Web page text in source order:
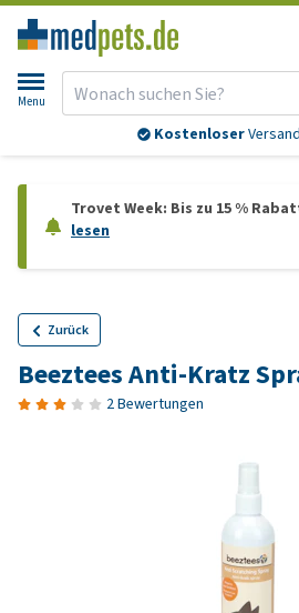
Menu
Kostenloser
Trovet Week: Bis zu 15 %
lesen
Zurück
Beeztees Anti-Kratz
2 Bewertungen